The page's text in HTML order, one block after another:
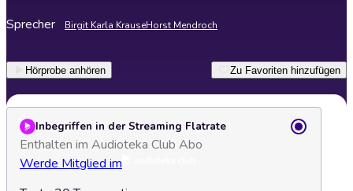
Sprecher Birgit Karla KrauseHorst Mendroch
Hörprobe anhören Zu Favoriten hinzufügen
Inbegriffen in der Streaming Flatrate
Enthalten im Audioteka Club Abo
Werde Mitglied im